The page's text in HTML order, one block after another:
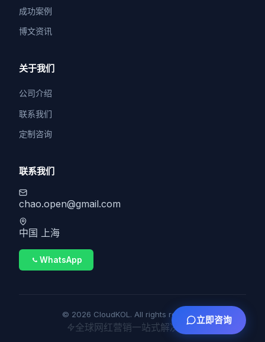
成功案例
博文资讯
关于我们
公司介绍
联系我们
定制咨询
联系我们
chao.open@gmail.com
中国 上海
WhatsApp
© 2026 CloudKOL. All rights reserved.
全球网红营销一站式解决方案
立即咨询